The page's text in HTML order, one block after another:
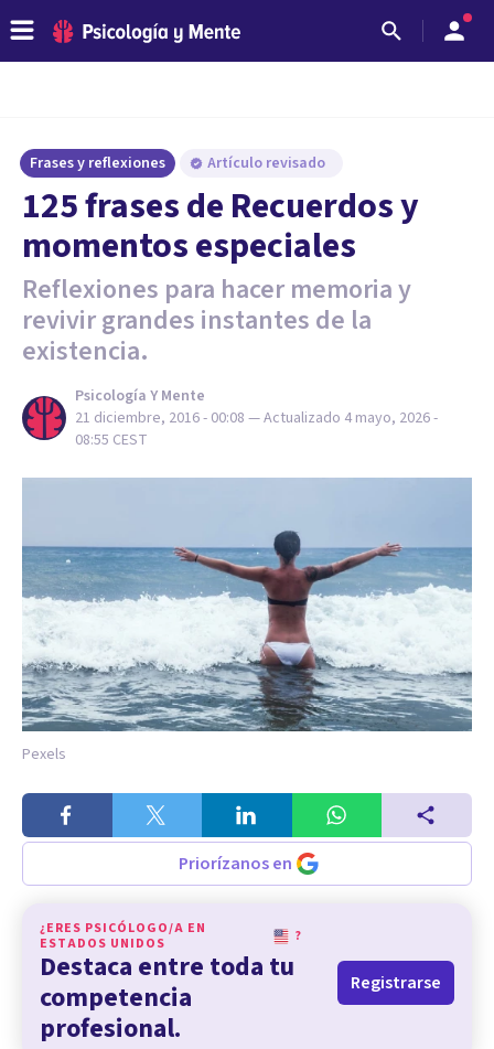
Frases y reflexiones Artículo revisado
125 frases de Recuerdos y
momentos especiales
Reflexiones para hacer memoria y
revivir grandes instantes de la
existencia.
Psicología Y Mente
21 diciembre, 2016 - 00:08 — Actualizado 4 mayo, 2026 -
08:55 CEST
Pexels
Priorízanos en
¿ERES PSICÓLOGO/A EN
ESTADOS UNIDOS
?
Destaca entre toda tu
competencia
profesional.
Registrarse